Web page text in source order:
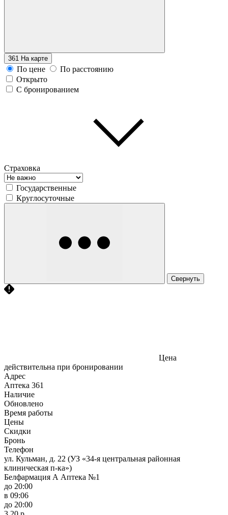
361 На карте
По цене
По расстоянию
Открыто
С бронированием
Страховка
Государственные
Круглосуточные
Свернуть
Цена
действительна при бронировании
Адрес
Аптека 361
Наличие
Обновлено
Время работы
Цены
Скидки
Бронь
Телефон
ул. Кульман, д. 22 (УЗ «34-я центральная районная
клиническая п-ка»)
Белфармация А Аптека №1
до 20:00
в 09:06
до 20:00